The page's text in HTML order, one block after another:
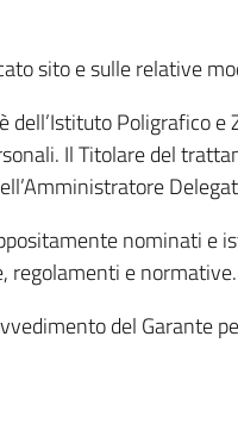
sito e sulle relative
Poligrafico e
Il Titolare del
nominati e
regolamenti e normative.
del Garante